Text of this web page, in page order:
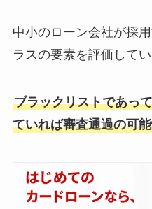
中小のローン会社が採
ラスの要素を評価して
ブラックリストであっ
ていれば審査通過の可